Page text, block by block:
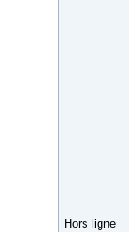
Hors ligne